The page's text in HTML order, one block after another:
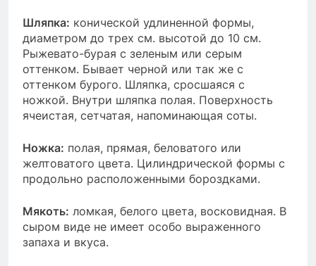
Шляпка: конической удлиненной формы,
диаметром до трех см. высотой до 10 см.
Рыжевато-бурая с зеленым или серым
оттенком. Бывает черной или так же с
оттенком бурого. Шляпка, сросшаяся с
ножкой. Внутри шляпка полая. Поверхность
ячеистая, сетчатая, напоминающая соты.
Ножка: полая, прямая, беловатого или
желтоватого цвета. Цилиндрической формы с
продольно расположенными бороздками.
Мякоть: ломкая, белого цвета, восковидная. В
сыром виде не имеет особо выраженного
запаха и вкуса.